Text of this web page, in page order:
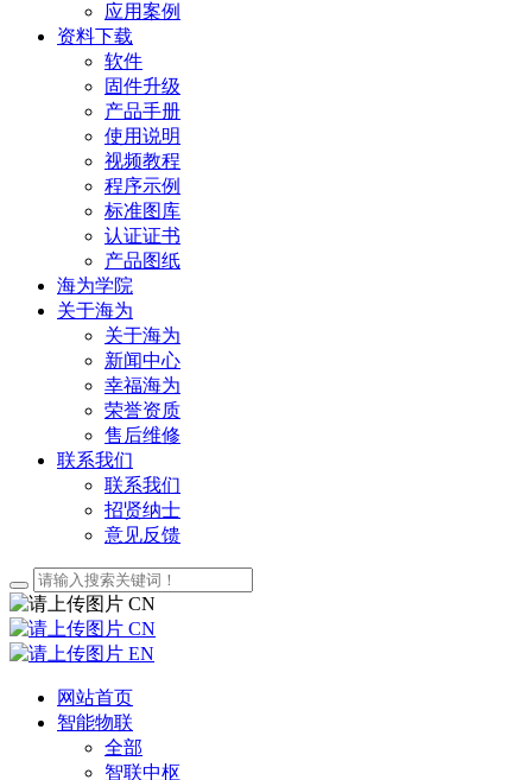
应用案例
资料下载
软件
固件升级
产品手册
使用说明
视频教程
程序示例
标准图库
认证证书
产品图纸
海为学院
关于海为
关于海为
新闻中心
幸福海为
荣誉资质
售后维修
联系我们
联系我们
招贤纳士
意见反馈
CN
CN
EN
网站首页
智能物联
全部
智联中枢